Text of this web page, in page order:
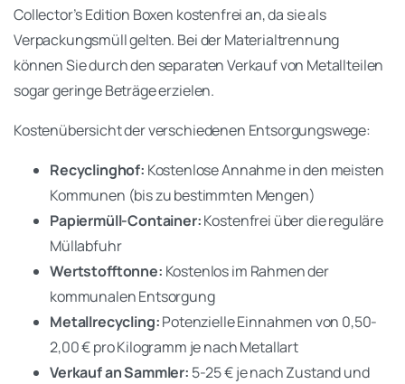
Collector’s Edition Boxen kostenfrei an, da sie als
Verpackungsmüll gelten. Bei der Materialtrennung
können Sie durch den separaten Verkauf von Metallteilen
sogar geringe Beträge erzielen.
Kostenübersicht der verschiedenen Entsorgungswege:
Recyclinghof: Kostenlose Annahme in den meisten
Kommunen (bis zu bestimmten Mengen)
Papiermüll-Container:Kostenfrei über die reguläre
Müllabfuhr
Wertstofftonne: Kostenlos im Rahmen der
kommunalen Entsorgung
Metallrecycling:Potenzielle Einnahmen von 0,50-
2,00 € pro Kilogramm je nach Metallart
Verkauf an Sammler: 5-25 € je nach Zustand und